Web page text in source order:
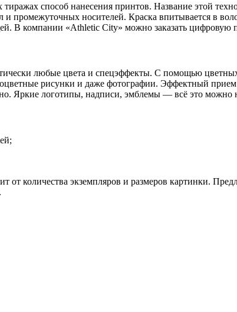
способ нанесения принтов. Название этой
и промежуточных носителей. Краска впитывается в
В компании «Athletic City» можно заказать цифровую
любые цвета и спецэффекты. С помощью
рисунки и даже фотографии. Эффектный
Яркие логотипы, надписи, эмблемы — всё это можно
от количества экземпляров и размеров картинки.